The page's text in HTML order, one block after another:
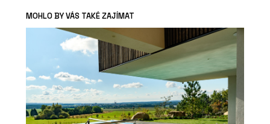
MOHLO BY VÁS TAKÉ ZAJÍMAT